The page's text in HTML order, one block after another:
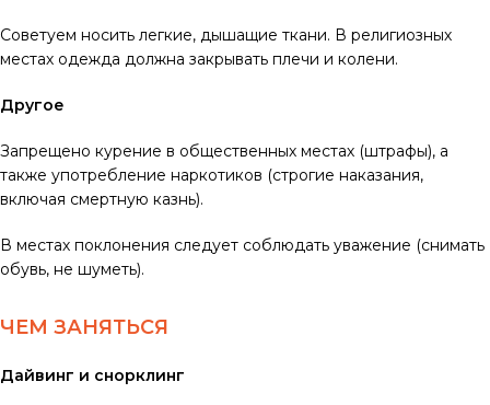
Советуем носить легкие, дышащие ткани. В религиозных
местах одежда должна закрывать плечи и колени.
Другое
Запрещено курение в общественных местах (штрафы), а
также употребление наркотиков (строгие наказания,
включая смертную казнь).
В местах поклонения следует соблюдать уважение (снимать
обувь, не шуметь).
ЧЕМ ЗАНЯТЬСЯ
Дайвинг и снорклинг